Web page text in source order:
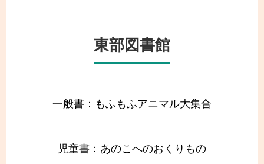
東部図書館
一般書：もふもふアニマル大集合
児童書：あのこへのおくりもの